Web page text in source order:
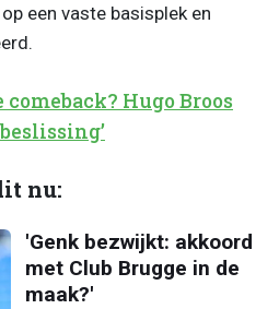
een vaste basisplek en
Hugo Broos
nu:
'Genk bezwijkt: akkoord
met Club Brugge in de
maak?'